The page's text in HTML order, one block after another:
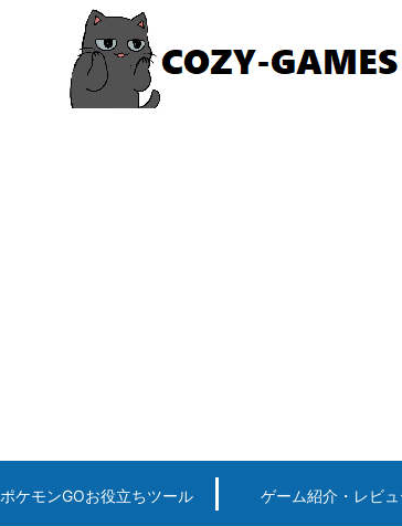
ポケモンGOお役立ちツール ゲーム紹介・レビュ